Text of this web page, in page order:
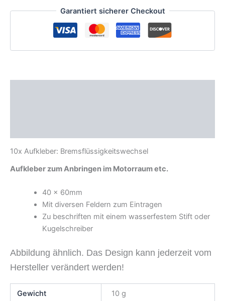
Garantiert sicherer Checkout
10x Aufkleber: Bremsflüssigkeitswechsel
Aufkleber zum Anbringen im Motorraum etc.
40 x 60mm
Mit diversen Feldern zum Eintragen
Zu beschriften mit einem wasserfestem Stift oder
Kugelschreiber
Abbildung ähnlich. Das Design kann jederzeit vom
Hersteller verändert werden!
Gewicht 10 g